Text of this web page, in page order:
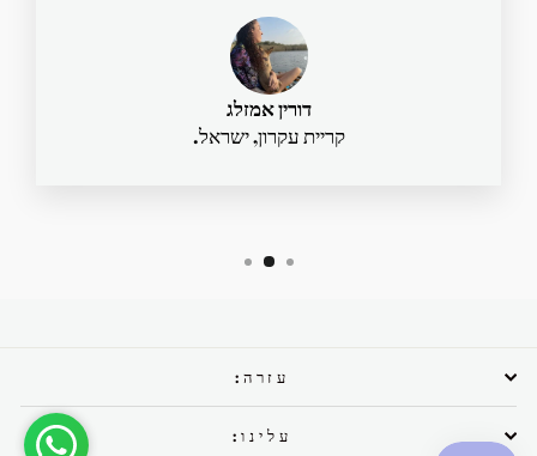
דורין אמזלג
קריית עקרון, ישראל.
עזרה:
עלינו: